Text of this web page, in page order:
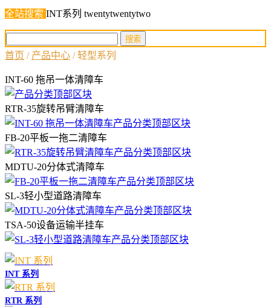
全站搜索 INT系列 twentytwentytwo
首页 / 产品中心 /轻型系列
INT-60 拖吊一体清障车
RTR-35旋转吊臂清障车
FB-20平板一拖二清障车
MDTU-20分体式清障车
SL-3轻小型道路清障车
TSA-50设备运输半挂车
INT 系列
RTR 系列